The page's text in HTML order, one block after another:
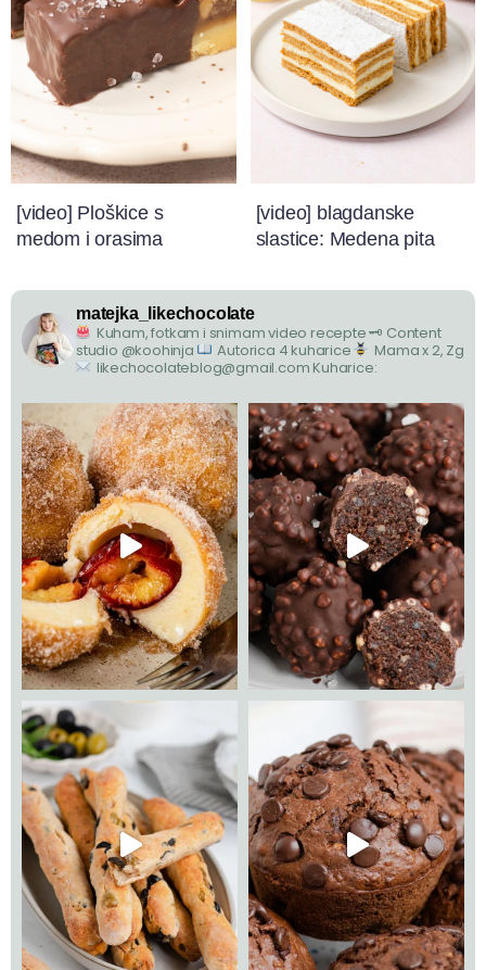
[video] Ploškice s
medom i orasima
[video] blagdanske
slastice: Medena pita
matejka_likechocolate
Kuham, fotkam i snimam video recepte🗝 Content
studio @koohinja
Autorica 4 kuharice
Mama x 2, Zg
likechocolateblog@gmail.com Kuharice: